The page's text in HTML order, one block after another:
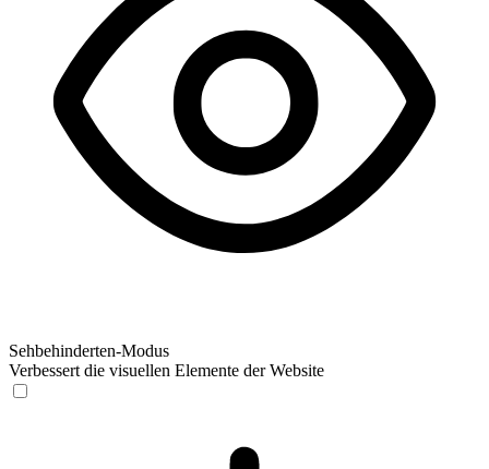
Sehbehinderten-Modus
Verbessert die visuellen Elemente der Website